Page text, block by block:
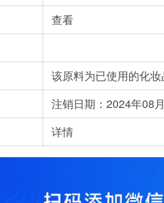
查看
该原料为已使用的化妆
注销日期：2024年08
详情